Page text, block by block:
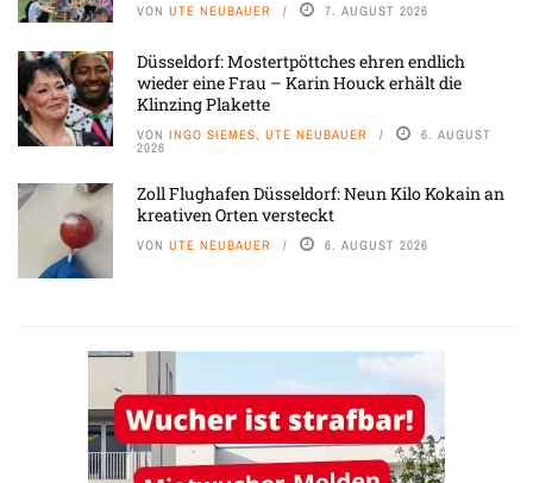
VON UTE NEUBAUER 7. AUGUST 2026
Düsseldorf: Mostertpöttches ehren endlich
wieder eine Frau – Karin Houck erhält die
Klinzing Plakette
VON INGO SIEMES, UTE NEUBAUER 6. AUGUST
2026
Zoll Flughafen Düsseldorf: Neun Kilo Kokain an
kreativen Orten versteckt
VON UTE NEUBAUER 6. AUGUST 2026